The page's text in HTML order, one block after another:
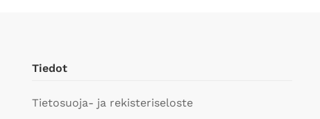
Tiedot
Tietosuoja- ja rekisteriseloste